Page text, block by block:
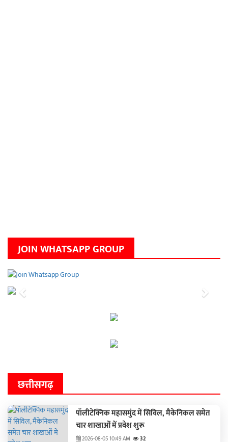
JOIN WHATSAPP GROUP
Previous Next
छत्तीसगढ़
पॉलीटेक्निक महासमुंद में सिविल, मैकेनिकल समेत
चार शाखाओं में प्रवेश शुरू
2026-08-05 10:49 AM 32